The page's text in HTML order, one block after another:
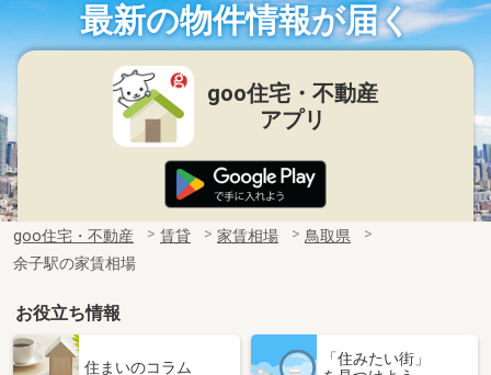
最新の物件情報が届く
goo住宅・不動産
アプリ
goo住宅・不動産 賃貸 家賃相場
鳥取県
余子駅の家賃相場
お役立ち情報
住まいのコラム
「住みたい街」